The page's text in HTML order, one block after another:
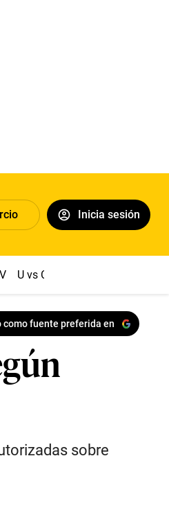
Inicia sesión
U vs Cristal
como fuente preferida en
sobre